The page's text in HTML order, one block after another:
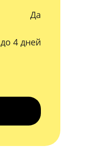
Да
до 4 дней